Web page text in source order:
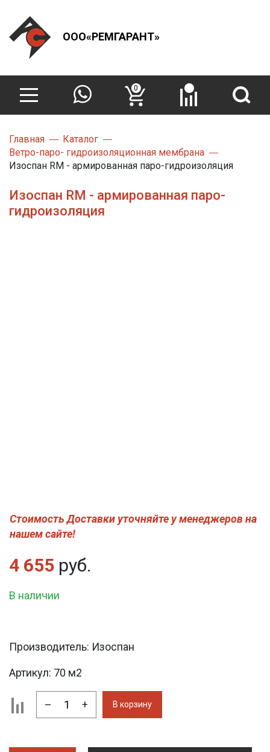
ООО«РЕМГАРАНТ»
0
Главная
Каталог
Ветро-паро- гидроизоляционная мембрана
Изоспан RM - армированная паро-гидроизоляция
Изоспан RM - армированная паро-
гидроизоляция
Стоимость Доставки уточняйте у менеджеров на
нашем сайте!
4 655 руб.
В наличии
Производитель: Изоспан
Артикул: 70 м2
– + В корзину